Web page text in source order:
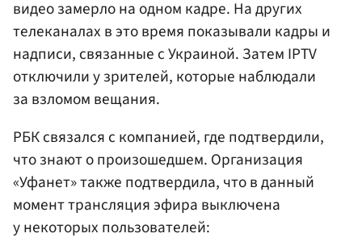
видео замерло на одном кадре. На других
телеканалах в это время показывали кадры и
надписи, связанные с Украиной. Затем IPTV
отключили у зрителей, которые наблюдали
за взломом вещания.
РБК связался с компанией, где подтвердили,
что знают о произошедшем. Организация
«Уфанет» также подтвердила, что в данный
момент трансляция эфира выключена
у некоторых пользователей: